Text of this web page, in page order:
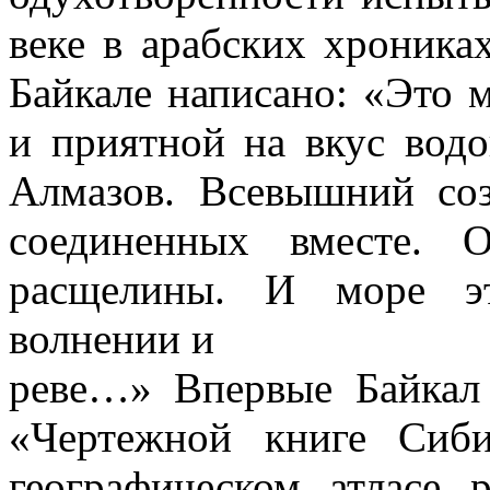
веке в арабских
Байкале написано: «Это
и приятной на вкус
Алмазов. Всевышний
соединенных вместе.
расщелины. И море
волнении и
реве…» Впервые
«Чертежной книге